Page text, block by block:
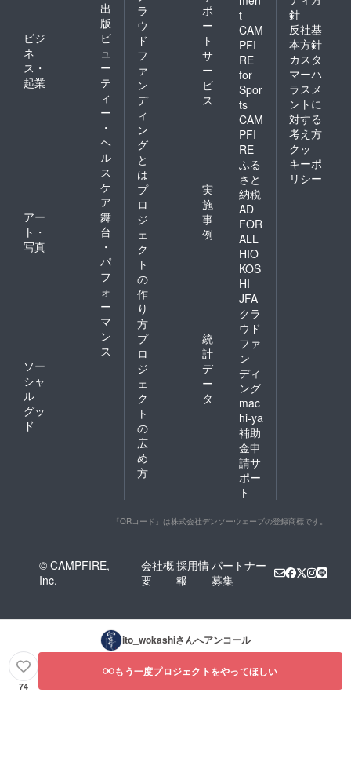
出
版
ビジ
ネ
ス・
起業
ビ
ュ
ー
テ
ィ
ー
・
ヘ
ル
ス
ケ
ア
アー
ト・
写真
舞
台
・
パ
フ
ォ
ー
マ
ン
ス
ソー
シャ
ル
グッ
ド
ラ
ウ
ド
フ
ァ
ン
デ
ィ
ン
グ
と
は
ポ
ー
ト
サ
ー
ビ
ス
プ
ロ
ジ
ェ
ク
ト
の
作
り
方
実
施
事
例
プ
ロ
ジ
ェ
ク
ト
の
広
め
方
統
計
デ
ー
タ
t
CAM
PFI
RE
for
Spor
ts
CAM
PFI
RE
ふる
さと
納税
AD
FOR
ALL
HIO
KOS
HI
JFA
クラ
ウド
ファ
ン
ディ
ング
mac
hi-ya
補助
金申
請サ
ポー
ト
針
反社基
本方針
カスタ
マーハ
ラスメ
ントに
対する
考え方
クッ
キーポ
リシー
「QRコード」は株式会社デンソーウェーブの登録商標です。
© CAMPFIRE,
Inc.
会社概
要
採用情
報
パートナー
募集
ito_wokashiさんへアンコール
74
もう一度プロジェクトをやってほしい